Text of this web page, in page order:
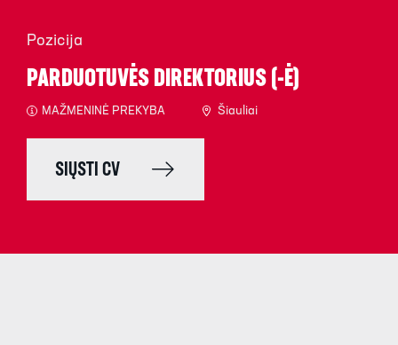
Pozicija
PARDUOTUVĖS DIREKTORIUS (-Ė)
MAŽMENINĖ PREKYBA Šiauliai
SIŲSTI CV